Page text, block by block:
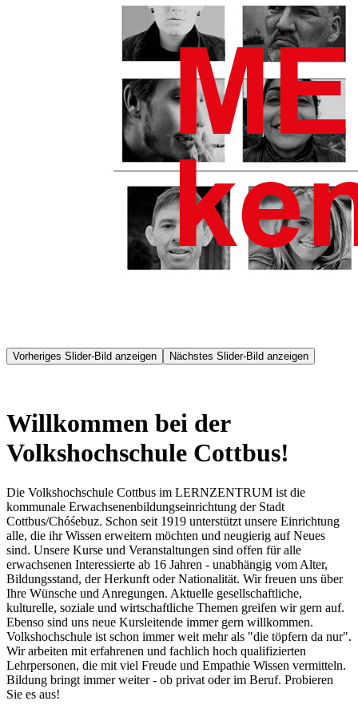
Vorheriges Slider-Bild anzeigen Nächstes Slider-Bild anzeigen
Willkommen bei der
Volkshochschule Cottbus!
Die Volkshochschule Cottbus im LERNZENTRUM ist die
kommunale Erwachsenenbildungseinrichtung der Stadt
Cottbus/Chóśebuz. Schon seit 1919 unterstützt unsere Einrichtung
alle, die ihr Wissen erweitern möchten und neugierig auf Neues
sind. Unsere Kurse und Veranstaltungen sind offen für alle
erwachsenen Interessierte ab 16 Jahren - unabhängig vom Alter,
Bildungsstand, der Herkunft oder Nationalität. Wir freuen uns über
Ihre Wünsche und Anregungen. Aktuelle gesellschaftliche,
kulturelle, soziale und wirtschaftliche Themen greifen wir gern auf.
Ebenso sind uns neue Kursleitende immer gern willkommen.
Volkshochschule ist schon immer weit mehr als "die töpfern da nur".
Wir arbeiten mit erfahrenen und fachlich hoch qualifizierten
Lehrpersonen, die mit viel Freude und Empathie Wissen vermitteln.
Bildung bringt immer weiter - ob privat oder im Beruf. Probieren
Sie es aus!